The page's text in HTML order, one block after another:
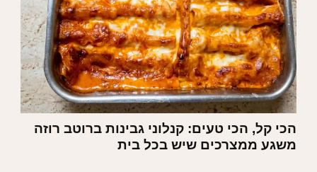
הכי קל, הכי טעים: קנלוני גבינות ברוטב רוזה
משגע ממצרכים שיש בכל בית